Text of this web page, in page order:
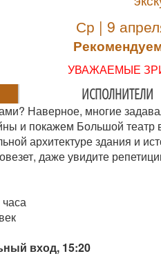
Ср | 9
УВАЖАЕМЫЕ
ИСПОЛНИТЕЛИ
Наверное, многие
и покажем Большой театр
архитектуре здания и
даже увидите
вход, 15:20